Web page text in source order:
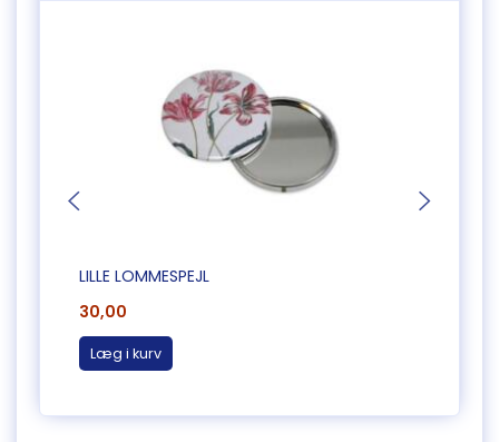
LILLE LOMMESPEJL
30,00
Læg i kurv